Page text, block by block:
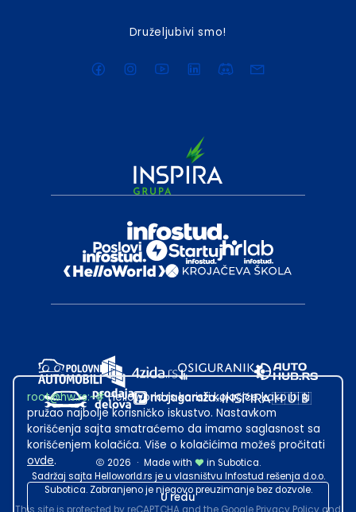
Druželjubivi smo!
2026 · Made with
in Subotica.
Sadržaj sajta Helloworld.rs je u vlasništvu Infostud rešenja d.o.o.
Subotica. Zabranjeno je njegovo preuzimanje bez dozvole.
root@hw.rs:~#Helloworld.rs koristi kolačiće kako bi ti
pružao najbolje korisničko iskustvo. Nastavkom
korišćenja sajta smatraćemo da imamo saglasnost sa
korišćenjem kolačića. Više o kolačićima možeš pročitati
ovde.
U redu